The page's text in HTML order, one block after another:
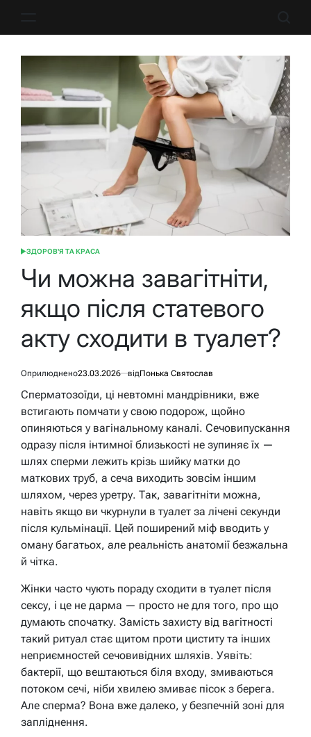
ОПУБЛІКУВАТИ
ЗДОРОВ'Я ТА КРАСА
Чи можна завагітніти,
якщо після статевого
акту сходити в туалет?
Оприлюднено23.03.2026 відПонька Святослав
Сперматозоїди, ці невтомні мандрівники, вже
встигають помчати у свою подорож, щойно
опиняються у вагінальному каналі. Сечовипускання
одразу після інтимної близькості не зупиняє їх —
шлях сперми лежить крізь шийку матки до
маткових труб, а сеча виходить зовсім іншим
шляхом, через уретру. Так, завагітніти можна,
навіть якщо ви чкурнули в туалет за лічені секунди
після кульмінації. Цей поширений міф вводить у
оману багатьох, але реальність анатомії безжальна
й чітка.
Жінки часто чують пораду сходити в туалет після
сексу, і це не дарма — просто не для того, про що
думають спочатку. Замість захисту від вагітності
такий ритуал стає щитом проти циститу та інших
неприємностей сечовивідних шляхів. Уявіть:
бактерії, що вештаються біля входу, змиваються
потоком сечі, ніби хвилею змиває пісок з берега.
Але сперма? Вона вже далеко, у безпечній зоні для
запліднення.